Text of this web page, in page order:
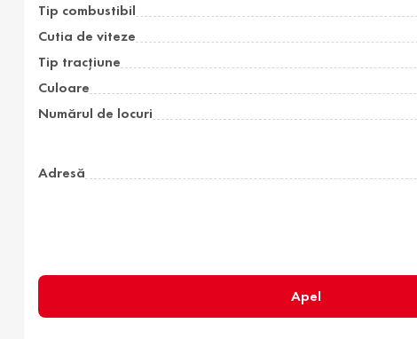
Tip combustibil
Cutia de viteze
Tip tracțiune
Culoare
Numărul de locuri
Adresă
Apel